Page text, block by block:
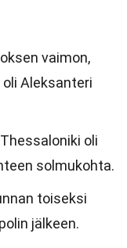
vaimon,
Aleksanteri
oli
solmukohta.
toiseksi
jälkeen.